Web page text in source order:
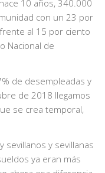
10 años, 340.000
con un 23 por
al 15 por ciento
Nacional de
de desempleadas y
de 2018 llegamos
se crea temporal,
sevillanos y sevillanas
ya eran más